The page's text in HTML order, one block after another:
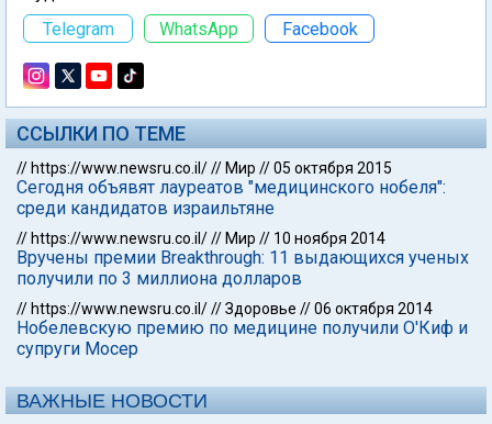
Telegram
WhatsApp Facebook
ССЫЛКИ ПО ТЕМЕ
// https://www.newsru.co.il/// Мир //05 октября 2015
Сегодня объявят лауреатов "медицинского нобеля":
среди кандидатов израильтяне
// https://www.newsru.co.il/// Мир // 10 ноября 2014
Вручены премии Breakthrough: 11 выдающихся ученых
получили по 3 миллиона долларов
// https://www.newsru.co.il///Здоровье //06 октября 2014
Нобелевскую премию по медицине получили О'Киф и
супруги Мосер
ВАЖНЫЕ НОВОСТИ